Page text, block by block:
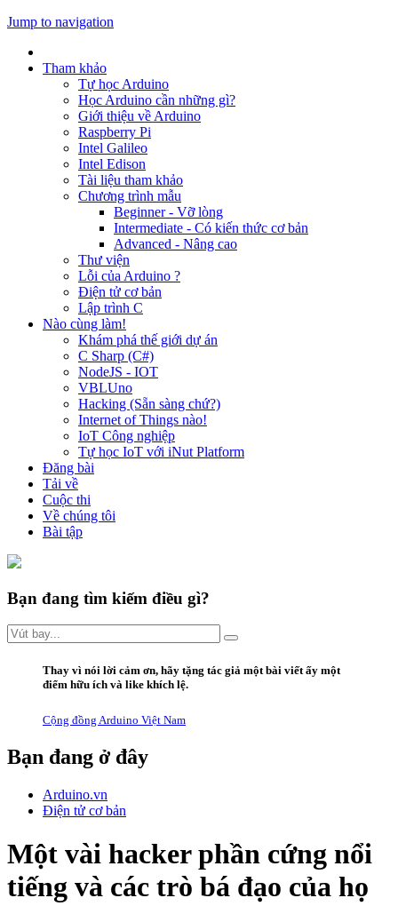
Jump to navigation
Tham khảo
Tự học Arduino
Học Arduino cần những gì?
Giới thiệu về Arduino
Raspberry Pi
Intel Galileo
Intel Edison
Tài liệu tham khảo
Chương trình mẫu
Beginner - Vỡ lòng
Intermediate - Có kiến thức cơ bản
Advanced - Nâng cao
Thư viện
Lỗi của Arduino ?
Điện tử cơ bản
Lập trình C
Nào cùng làm!
Khám phá thế giới dự án
C Sharp (C#)
NodeJS - IOT
VBLUno
Hacking (Sẵn sàng chứ?)
Internet of Things nào!
IoT Công nghiệp
Tự học IoT với iNut Platform
Đăng bài
Tải về
Cuộc thi
Về chúng tôi
Bài tập
Bạn đang tìm kiếm điều gì?
Thay vì nói lời cảm ơn, hãy tặng tác giả một bài viết ấy một
điểm hữu ích và like khích lệ.
Cộng đồng Arduino Việt Nam
Bạn đang ở đây
Arduino.vn
Điện tử cơ bản
Một vài hacker phần cứng nổi
tiếng và các trò bá đạo của họ